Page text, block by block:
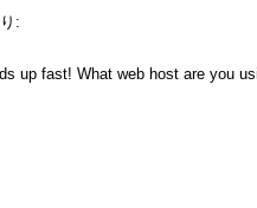
:
up fast! What web host are you